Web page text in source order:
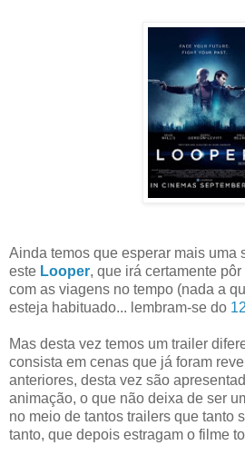
Ainda temos que esperar mais uma
este Looper, que irá certamente
com as viagens no tempo (nada a
esteja habituado... lembram-se do
Mas desta vez temos um trailer
consista em cenas que já foram
anteriores, desta vez são
animação, o que não deixa de ser
no meio de tantos trailers que tanto
tanto, que depois estragam o filme